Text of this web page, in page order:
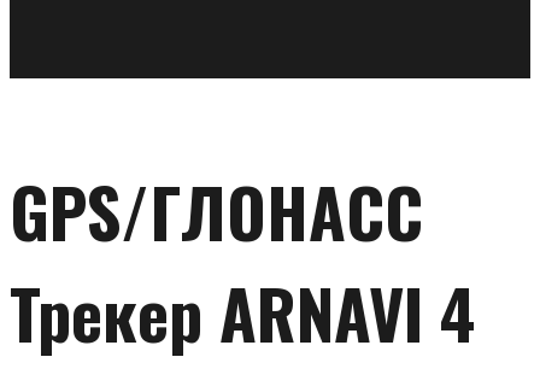
GPS/ГЛОНАСС
Трекер ARNAVI 4